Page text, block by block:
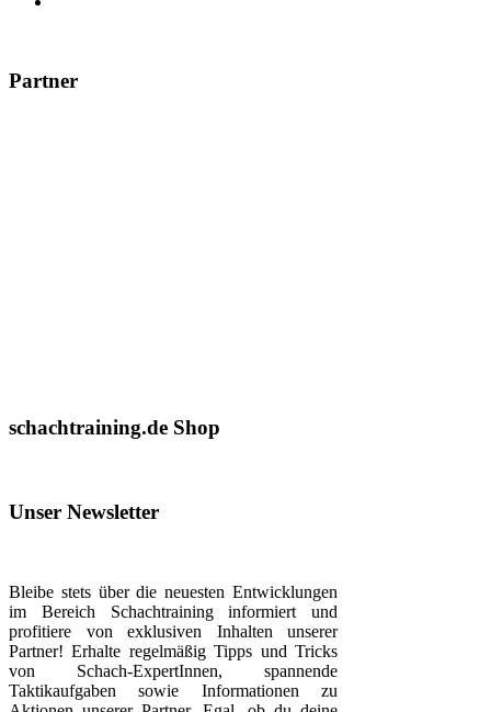
Partner
schachtraining.de Shop
Unser Newsletter
Bleibe stets über die neuesten Entwicklungen
im Bereich Schachtraining informiert und
profitiere von exklusiven Inhalten unserer
Partner! Erhalte regelmäßig Tipps und Tricks
von Schach-ExpertInnen, spannende
Taktikaufgaben sowie Informationen zu